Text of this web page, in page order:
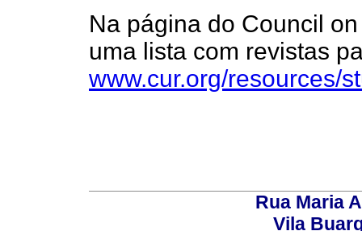
Na página do Council
uma lista com revistas
www.cur.org/resources/
Rua Maria
Vila